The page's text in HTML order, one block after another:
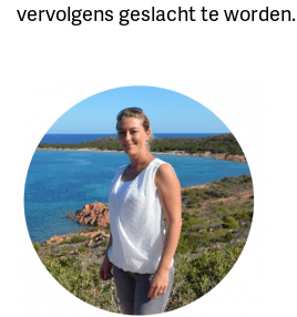
vervolgens geslacht te worden.